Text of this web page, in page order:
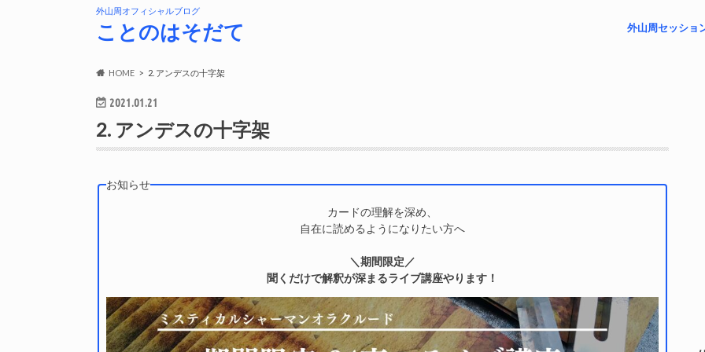
外山周オフィシャルブログ
ことのはそだて 外山周セッショ
HOME 2. アンデスの十字架
2021.01.21
2. アンデスの十字架
お知らせ
カードの理解を深め、
自在に読めるようになりたい方へ
＼期間限定／
聞くだけで解釈が深まるライブ講座やります！